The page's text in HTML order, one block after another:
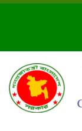
Skip